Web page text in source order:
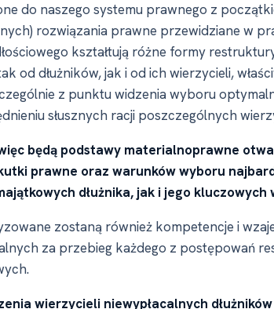
do naszego systemu prawnego z
rozwiązania prawne przewidziane w
kształtują różne formy
od dłużników, jak i od ich wierzycieli,
z punktu widzenia wyboru
słusznych racji poszczególnych
będą podstawy materialnoprawne
prawne oraz warunków wyboru
dłużnika, jak i jego kluczowych
zostaną również kompetencje i
za przebieg każdego z postępowań
wierzycieli niewypłacalnych